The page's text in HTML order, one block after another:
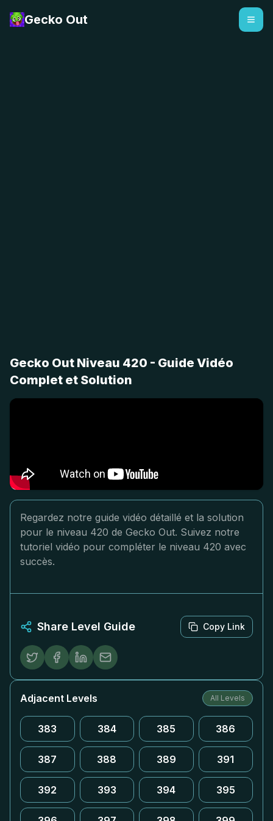
Gecko Out
Gecko Out Niveau 420 - Guide Vidéo
Complet et Solution
Regardez notre guide vidéo détaillé et la solution
pour le niveau 420 de Gecko Out. Suivez notre
tutoriel vidéo pour compléter le niveau 420 avec
succès.
Share Level Guide Copy Link
Adjacent Levels All Levels
383 384 385 386
387 388 389 391
392 393 394 395